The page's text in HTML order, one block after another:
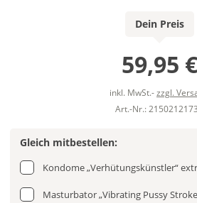
Dein Preis
59,95 €
inkl. MwSt.-zzgl.
Art.-Nr.:
Gleich mitbestellen:
Kondome „Verhütungskünstler“
Masturbator „Vibrating Pussy